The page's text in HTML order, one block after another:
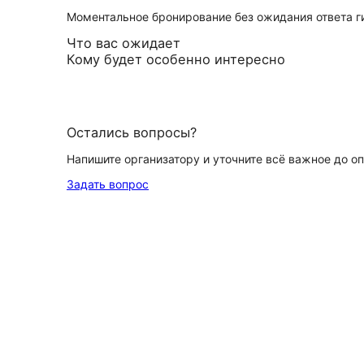
Моментальное бронирование без ожидания ответа
Что вас ожидает
Кому будет особенно интересно
Остались вопросы?
Напишите организатору и уточните всё важное до
Задать вопрос